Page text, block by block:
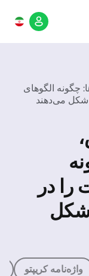
چگونه الگوهای
را در
۲۰۲۵-۲۰۲۶ شکل
واژه‌نامه کریپتو